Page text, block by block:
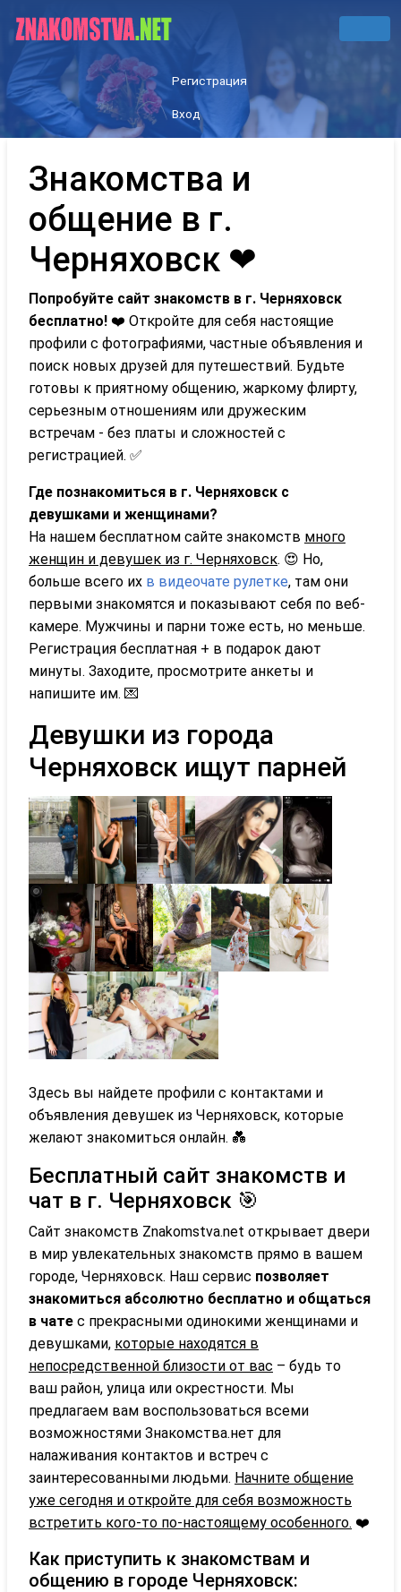
Регистрация
Вход
Знакомства и
общение в г.
Черняховск ❤
Попробуйте сайт знакомств в г. Черняховск
бесплатно! ❤️ Откройте для себя настоящие
профили с фотографиями, частные объявления и
поиск новых друзей для путешествий. Будьте
готовы к приятному общению, жаркому флирту,
серьезным отношениям или дружеским
встречам - без платы и сложностей с
регистрацией. ✅
Где познакомиться в г. Черняховск с
девушками и женщинами?
На нашем бесплатном сайте знакомств много
женщин и девушек из г. Черняховск. 😍 Но,
больше всего их в видеочате рулетке, там они
первыми знакомятся и показывают себя по веб-
камере. Мужчины и парни тоже есть, но меньше.
Регистрация бесплатная + в подарок дают
минуты. Заходите, просмотрите анкеты и
напишите им. 💌
Девушки из города
Черняховск ищут парней
Здесь вы найдете профили с контактами и
объявления девушек из Черняховск, которые
желают знакомиться онлайн. 💑
Бесплатный сайт знакомств и
чат в г. Черняховск 🎯
Сайт знакомств Znakomstva.net открывает двери
в мир увлекательных знакомств прямо в вашем
городе, Черняховск. Наш сервис позволяет
знакомиться абсолютно бесплатно и общаться
в чате с прекрасными одинокими женщинами и
девушками, которые находятся в
непосредственной близости от вас – будь то
ваш район, улица или окрестности. Мы
предлагаем вам воспользоваться всеми
возможностями Знакомства.нет для
налаживания контактов и встреч с
заинтересованными людьми. Начните общение
уже сегодня и откройте для себя возможность
встретить кого-то по-настоящему особенного. ❤️
Как приступить к знакомствам и
общению в городе Черняховск: